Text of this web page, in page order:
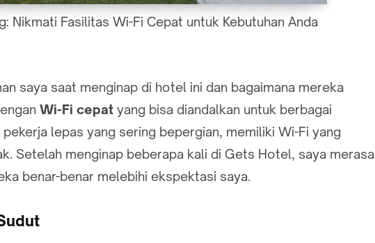
Nikmati Fasilitas Wi-Fi Cepat untuk Kebutuhan Anda
saya saat menginap di hotel ini dan bagaimana mereka
Wi-Fi cepat yang bisa diandalkan untuk berbagai
lepas yang sering bepergian, memiliki Wi-Fi yang
Setelah menginap beberapa kali di Gets Hotel, saya merasa
benar-benar melebihi ekspektasi saya.